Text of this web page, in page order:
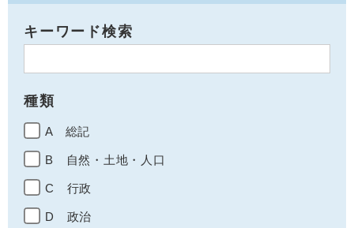
キーワード検索
種類
A 総記
B 自然・土地・人口
C 行政
D 政治